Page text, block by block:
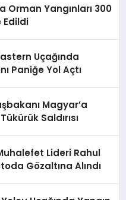
Orman Yangınları 300
Edildi
Uçağında
Paniğe Yol Açtı
Magyar’a
Saldırısı
Lideri Rahul
Gözaltına Alındı